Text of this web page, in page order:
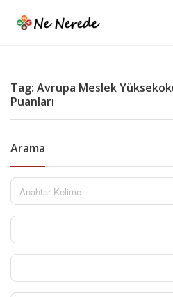
Tag: Avrupa Meslek
Puanları
Arama